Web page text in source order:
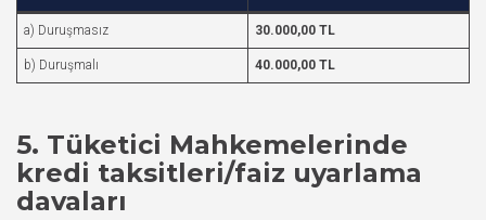
a) Duruşmasız 30.000,00 TL
b) Duruşmalı 40.000,00 TL
5. Tüketici Mahkemelerinde
kredi taksitleri/faiz uyarlama
davaları